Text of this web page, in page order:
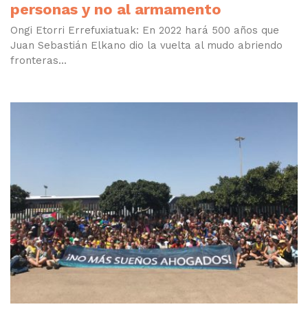
personas y no al armamento
Ongi Etorri Errefuxiatuak: En 2022 hará 500 años que
Juan Sebastián Elkano dio la vuelta al mudo abriendo
fronteras...